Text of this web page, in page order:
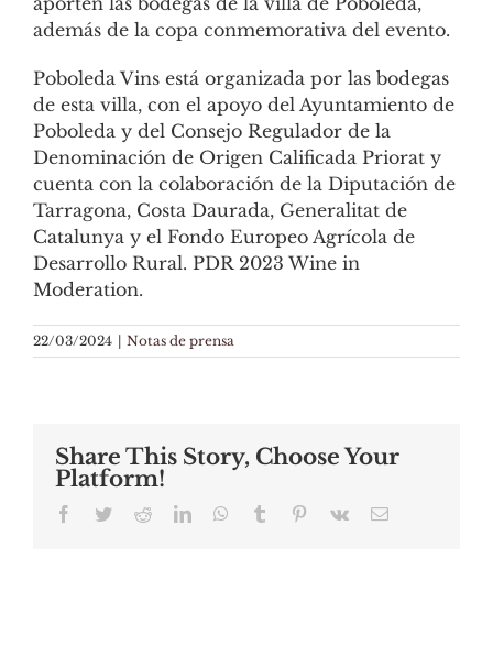
además de la copa conmemorativa del evento.
Poboleda Vins está organizada por las bodegas
de esta villa, con el apoyo del Ayuntamiento de
Poboleda y del Consejo Regulador de la
Denominación de Origen Calificada Priorat y
cuenta con la colaboración de la Diputación de
Tarragona, Costa Daurada, Generalitat de
Catalunya y el Fondo Europeo Agrícola de
Desarrollo Rural. PDR 2023 Wine in
Moderation.
22/03/2024 | Notas de prensa
Share This Story, Choose Your
Platform!
Facebook
TwitterRedditLinkedInWhatsApp
Tumblr Pinterest
Vk Email